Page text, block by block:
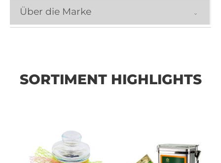
Über die Marke
SORTIMENT HIGHLIGHTS